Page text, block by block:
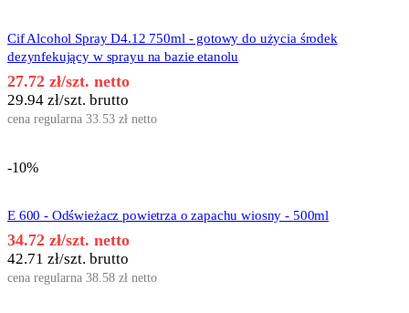
Cif Alcohol Spray D4.12 750ml - gotowy do użycia środek
dezynfekujący w sprayu na bazie etanolu
27.72 zł/szt. netto
29.94 zł/szt. brutto
cena regularna 33.53 zł netto
-10%
E 600 - Odświeżacz powietrza o zapachu wiosny - 500ml
34.72 zł/szt. netto
42.71 zł/szt. brutto
cena regularna 38.58 zł netto